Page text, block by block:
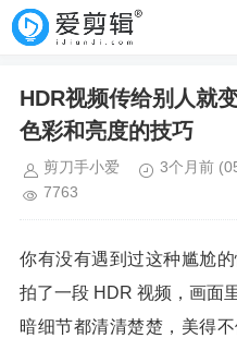
HDR视频传给别人就
色彩和亮度的技巧
剪刀手小爱 3个月前
7763
你有没有遇到过这种尴尬
拍了一段 HDR 视频，画面
暗细节都清清楚楚，美得